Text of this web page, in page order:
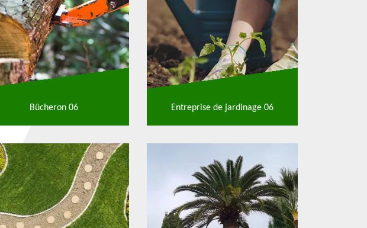
Bûcheron 06 Entreprise de jardinage 06